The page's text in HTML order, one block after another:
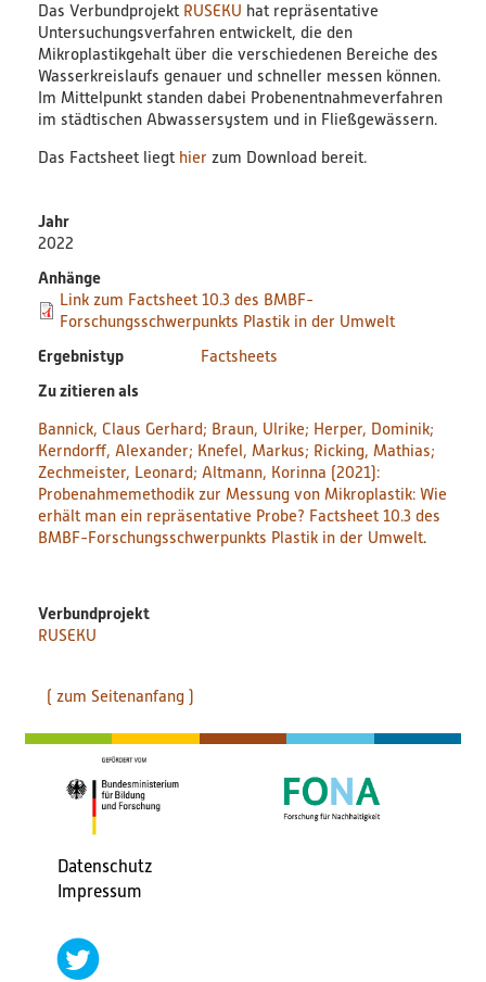
Bildungsmaterialien
Diskussionspapiere & Statuspapiere
Leitfäden & Handbücher
Technologien & Verfahren
Video & Audio
Webinare
Blog
Das Verbundprojekt RUSEKU hat repräsentative
Untersuchungsverfahren entwickelt, die den
Mikroplastikgehalt über die verschiedenen Bereiche des
Wasserkreislaufs genauer und schneller messen können.
Im Mittelpunkt standen dabei Probenentnahmeverfahren
im städtischen Abwassersystem und in Fließgewässern.
Das Factsheet liegt hier zum Download bereit.
Jahr
2022
Anhänge
Link zum Factsheet 10.3 des BMBF-
Forschungsschwerpunkts Plastik in der Umwelt
Ergebnistyp
Factsheets
Zu zitieren als
Bannick, Claus Gerhard; Braun, Ulrike; Herper, Dominik;
Kerndorff, Alexander; Knefel, Markus; Ricking, Mathias;
Zechmeister, Leonard; Altmann, Korinna (2021):
Probenahmemethodik zur Messung von Mikroplastik: Wie
erhält man ein repräsentative Probe? Factsheet10.3des
BMBF-Forschungsschwerpunkts Plastik in der Umwelt.
Verbundprojekt
RUSEKU
( zum Seitenanfang )
Fußbereichsmenü
Datenschutz
Impressum
social